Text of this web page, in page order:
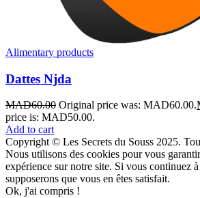
Alimentary products
Dattes Njda
MAD60.00 Original price was: MAD60.00.
price is: MAD50.00.
Add to cart
Copyright © Les Secrets du Souss 2025.
Nous utilisons des cookies pour vous
expérience sur notre site. Si vous continuez
supposerons que vous en êtes satisfait.
Ok, j'ai compris !